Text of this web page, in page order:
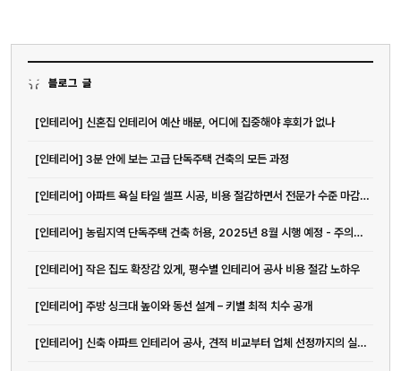
블로그 글
[인테리어] 신혼집 인테리어 예산 배분, 어디에 집중해야 후회가 없나
[인테리어] 3분 안에 보는 고급 단독주택 건축의 모든 과정
[인테리어] 아파트 욕실 타일 셀프 시공, 비용 절감하면서 전문가 수준 마감하는 방법
[인테리어] 농림지역 단독주택 건축 허용, 2025년 8월 시행 예정 - 주의사...
[인테리어] 작은 집도 확장감 있게, 평수별 인테리어 공사 비용 절감 노하우
[인테리어] 주방 싱크대 높이와 동선 설계 – 키별 최적 치수 공개
[인테리어] 신축 아파트 인테리어 공사, 견적 비교부터 업체 선정까지의 실전 가이드